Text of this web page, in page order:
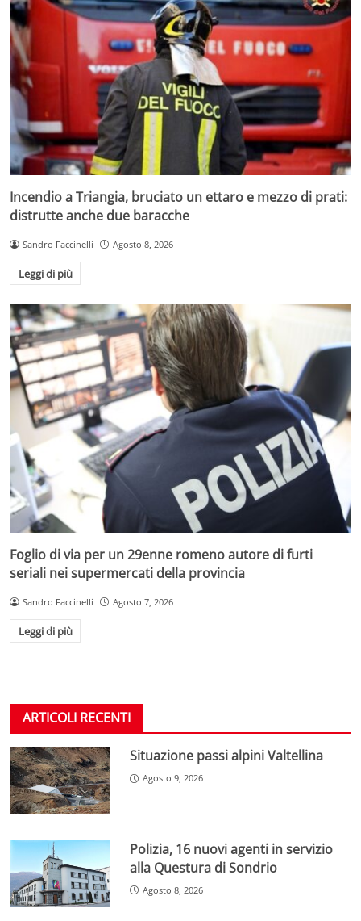
Incendio a Triangia, bruciato un ettaro e mezzo di prati:
distrutte anche due baracche
Sandro Faccinelli Agosto 8, 2026
Leggi di più
Foglio di via per un 29enne romeno autore di furti
seriali nei supermercati della provincia
Sandro Faccinelli Agosto 7, 2026
Leggi di più
ARTICOLI RECENTI
Situazione passi alpini Valtellina
Agosto 9, 2026
Polizia, 16 nuovi agenti in servizio
alla Questura di Sondrio
Agosto 8, 2026